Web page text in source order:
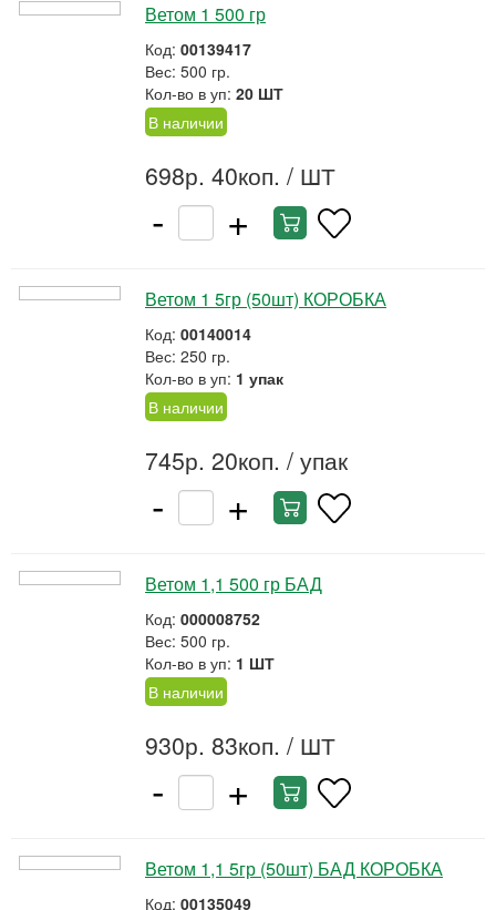
Ветом 1 500 гр
Код: 00139417
Вес: 500 гр.
Кол-во в уп: 20 ШТ
В наличии
698р. 40коп. / ШТ
- +
Ветом 1 5гр (50шт) КОРОБКА
Код: 00140014
Вес: 250 гр.
Кол-во в уп: 1 упак
В наличии
745р. 20коп. / упак
- +
Ветом 1,1 500 гр БАД
Код: 000008752
Вес: 500 гр.
Кол-во в уп: 1 ШТ
В наличии
930р. 83коп. / ШТ
- +
Ветом 1,1 5гр (50шт) БАД КОРОБКА
Код: 00135049